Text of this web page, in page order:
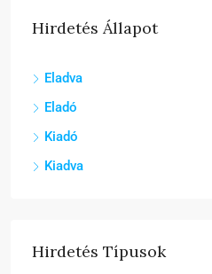
Hirdetés Állapot
Eladva
Eladó
Kiadó
Kiadva
Hirdetés Típusok